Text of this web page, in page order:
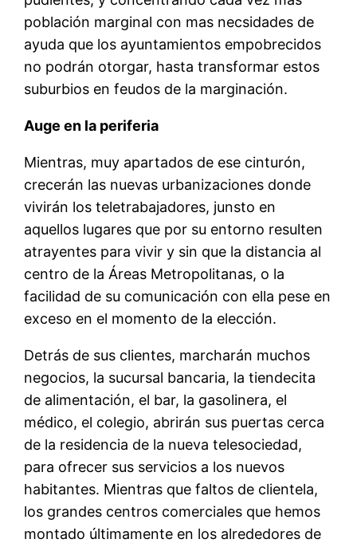
población marginal con mas necsidades de
ayuda que los ayuntamientos empobrecidos
no podrán otorgar, hasta transformar estos
suburbios en feudos de la marginación.
Auge en la periferia
Mientras, muy apartados de ese cinturón,
crecerán las nuevas urbanizaciones donde
vivirán los teletrabajadores, junsto en
aquellos lugares que por su entorno resulten
atrayentes para vivir y sin que la distancia al
centro de la Áreas Metropolitanas, o la
facilidad de su comunicación con ella pese en
exceso en el momento de la elección.
Detrás de sus clientes, marcharán muchos
negocios, la sucursal bancaria, la tiendecita
de alimentación, el bar, la gasolinera, el
médico, el colegio, abrirán sus puertas cerca
de la residencia de la nueva telesociedad,
para ofrecer sus servicios a los nuevos
habitantes. Mientras que faltos de clientela,
los grandes centros comerciales que hemos
montado últimamente en los alrededores de